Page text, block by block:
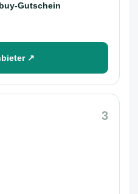
Gutschein
↗
3